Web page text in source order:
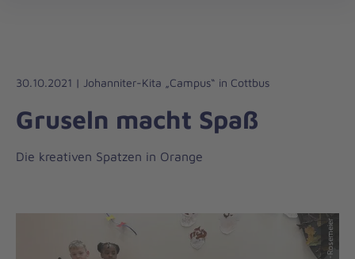
30.10.2021 | Johanniter-Kita „Campus“ in Cottbus
Gruseln macht Spaß
Die kreativen Spatzen in Orange